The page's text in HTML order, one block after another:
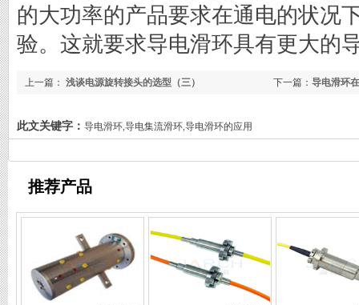
的大功率的产品要求在通电的状况
验。这就要求导电滑环具有更大的
下一篇： 导电滑环
上一篇： 浅谈电源旋转接头的选型（三）
此文关键字： 导电滑环,导电集流滑环,导电滑环的应用
推荐产品